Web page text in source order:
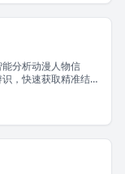
分析动漫人物信
，快速获取精准结